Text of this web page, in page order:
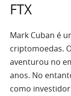
FTX
Mark Cuban é
criptomoedas.
aventurou no
anos. No
como